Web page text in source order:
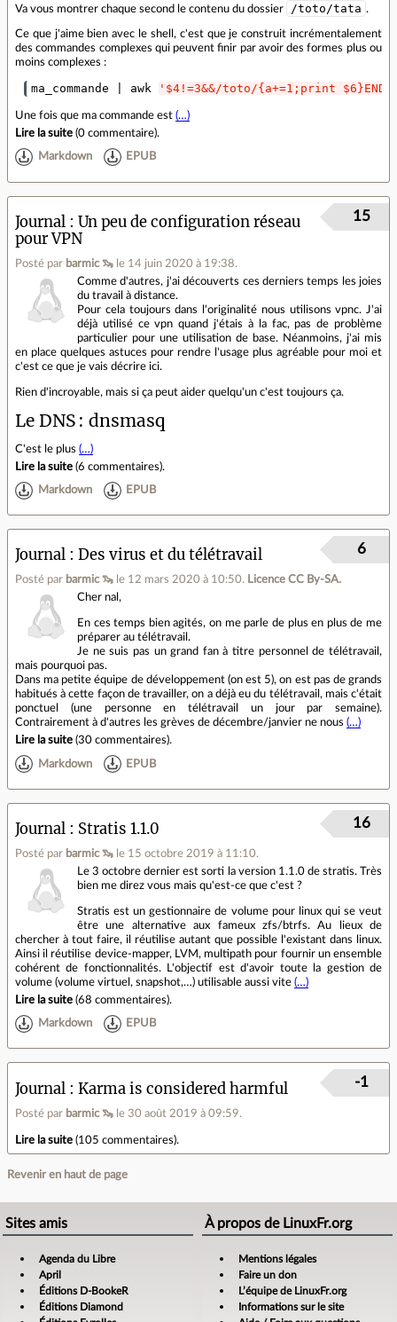
Va vous montrer chaque second le contenu du dossier /toto/tata .
Ce que j'aime bien avec le shell, c'est que je construit incrémentalement
des commandes complexes qui peuvent finir par avoir des formes plus ou
moins complexes :
ma_commande awk '$4!=3&&/toto/{a+=1;print
Une fois que ma commande est (…)
Lire la suite (0 commentaire).
Markdown EPUB
Journal
Un peu de configuration réseau
pour VPN
Posté par barmic 🦦 le 14 juin 2020 à 19:38.
15
Comme d'autres, j'ai découverts ces derniers temps les joies
du travail à distance.
Pour cela toujours dans l'originalité nous utilisons vpnc. J'ai
déjà utilisé ce vpn quand j'étais à la fac, pas de problème
particulier pour une utilisation de base. Néanmoins, j'ai mis
en place quelques astuces pour rendre l'usage plus agréable pour moi et
c'est ce que je vais décrire ici.
Rien d'incroyable, mais si ça peut aider quelqu'un c'est toujours ça.
Le DNS : dnsmasq
C'est le plus (…)
Lire la suite (6 commentaires).
Markdown EPUB
Journal Des virus et du télétravail
Posté par barmic 🦦 le 12 mars 2020 à 10:50. Licence CC By‑SA.
6
Cher nal,
En ces temps bien agités, on me parle de plus en plus de me
préparer au télétravail.
Je ne suis pas un grand fan à titre personnel de télétravail,
mais pourquoi pas.
Dans ma petite équipe de développement (on est 5), on est pas de grands
habitués à cette façon de travailler, on a déjà eu du télétravail, mais c'était
ponctuel (une personne en télétravail un jour par semaine).
Contrairement à d'autres les grèves de décembre/janvier ne nous (…)
Lire la suite (30 commentaires).
Markdown EPUB
Journal Stratis 1.1.0
Posté par barmic 🦦 le 15 octobre 2019 à 11:10.
16
Le 3 octobre dernier est sorti la version 1.1.0 de stratis. Très
bien me direz vous mais qu'est-ce que c'est ?
Stratis est un gestionnaire de volume pour linux qui se veut
être une alternative aux fameux zfs/btrfs. Au lieux de
chercher à tout faire, il réutilise autant que possible l'existant dans linux.
Ainsi il réutilise device-mapper, LVM, multipath pour fournir un ensemble
cohérent de fonctionnalités. L'objectif est d'avoir toute la gestion de
volume (volume virtuel, snapshot,…) utilisable aussi vite (…)
Lire la suite (68 commentaires).
Markdown EPUB
Journal Karma is considered harmful
Posté par barmic 🦦 le 30 août 2019 à 09:59.
-1
Lire la suite (105 commentaires).
Revenir en haut de page
Sites amis
Agenda du Libre
April
Éditions D-BookeR
Éditions Diamond
À propos de LinuxFr.org
Mentions légales
Faire un don
L’équipe de LinuxFr.org
Informations sur le site